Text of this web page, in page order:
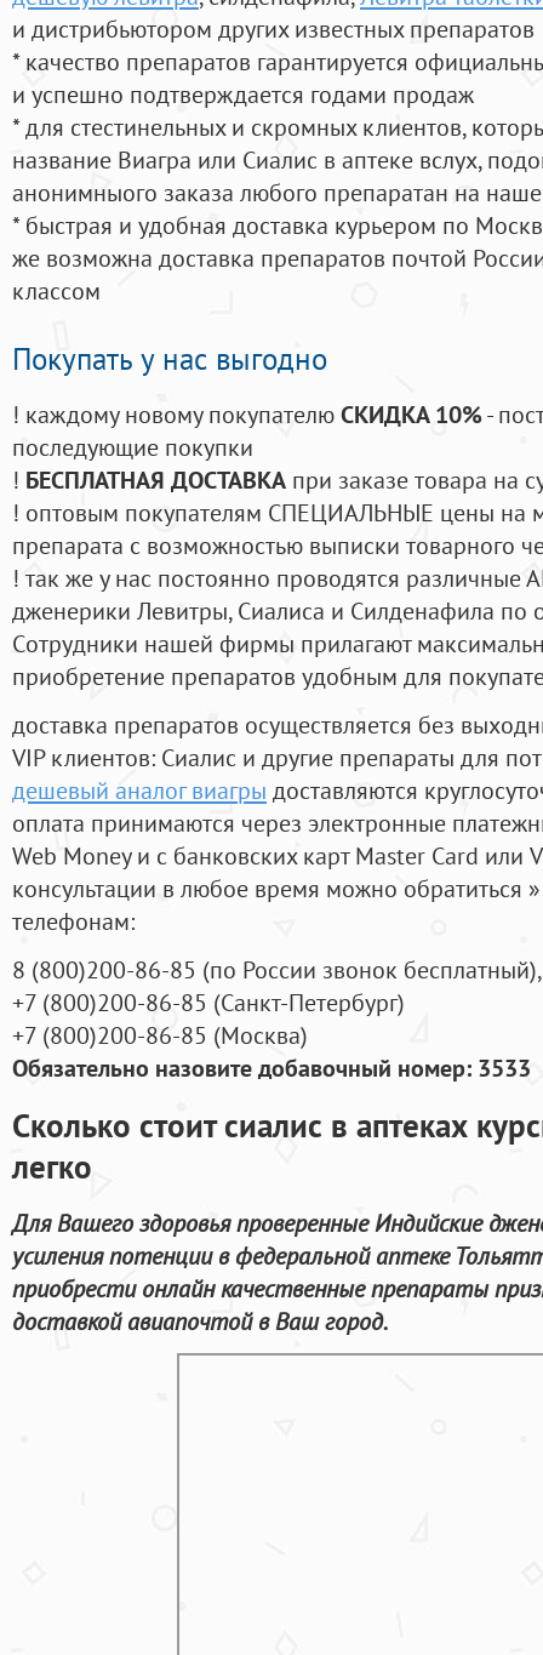
и дистрибьютором других известных препаратов
* качество препаратов гарантируется
и успешно подтверждается годами продаж
* для стестинельных и скромных клиентов,
название Виагра или Сиалис в аптеке вслух,
анонимныого заказа любого препаратан на
* быстрая и удобная доставка курьером по
же возможна доставка препаратов почтой
классом
Покупать у нас выгодно
! каждому новому покупателюСКИДКА 10%-
последующие покупки
! БЕСПЛАТНАЯ ДОСТАВКА при заказе товара на
! оптовым покупателям СПЕЦИАЛЬНЫЕ цены на
препарата с возможностью выписки товарного
! так же у нас постоянно проводятся
дженерики Левитры, Сиалиса и Силденафила по
Cотрудники нашей фирмы прилагают
приобретение препаратов удобным для
доставка препаратов осуществляется без
VIP клиентов: Сиалис и другие препараты для
дешевый аналог виагры доставляются
оплата принимаются через электронные
Web Money и с банковских карт Master Card или
консультации в любое время можно обратиться
телефонам:
8 (800)200-86-85 (по России звонок бесплатный),
+7 (800)200-86-85 (Санкт-Петербург)
+7 (800)200-86-85 (Москва)
Обязательно назовите добавочный номер: 3533
Сколько стоит сиалис в аптеках
легко
Для Вашего здоровья проверенные Индийские
усиления потенции в федеральной аптеке
приобрести онлайн качественные препараты
доставкой авиапочтой в Ваш город.